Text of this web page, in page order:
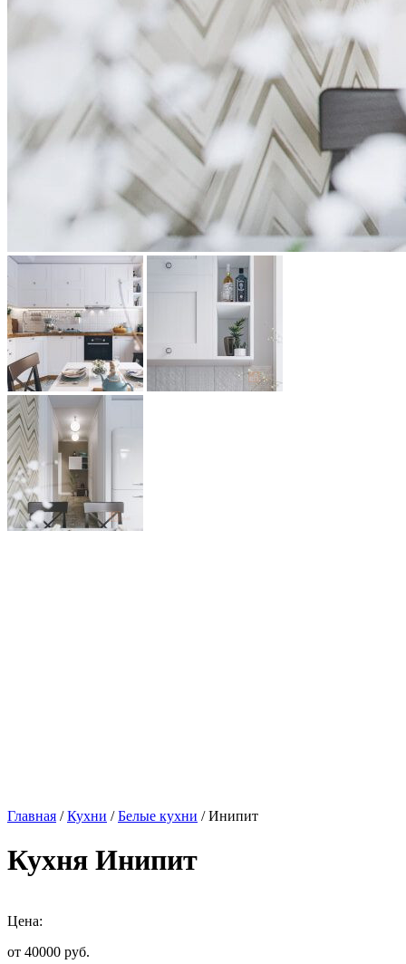
Главная /Кухни /Белые кухни / Инипит
Кухня Инипит
Цена:
от 40000 руб.